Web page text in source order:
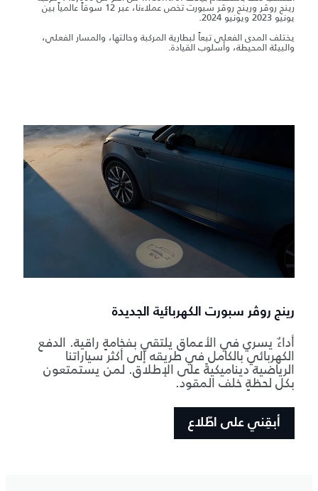
رينج روڤر ورينج روڤر سبورت تخص عملاءنا، عبر 12 سوقاً عالمياً بين
يونيو 2023 ويونيو 2024.
يختلف المدى الفعلي تبعاً لبطارية المركبة وحالتها، والمسار الفعلي،
والبيئة المحيطة، وأسلوب القيادة.
رينج روڤر سبورت الكهربائية الجديدة
أداءٌ يسري في الأعماق يلتقي بفخامةٍ راقية. الدفع
الكهربائي بالكامل في طريقه إلى أكثر سياراتنا
الرياضية ديناميكيةً على الإطلاق. لمن يستمتعون
بكل لحظةٍ خلف المقود.
أبقِني على اطّلاع